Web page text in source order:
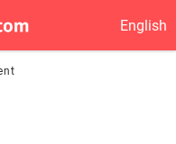
English